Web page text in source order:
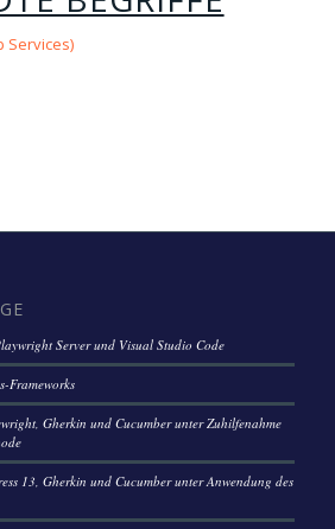
Services)
Server und Visual Studio Code
Frameworks
Gherkin und Cucumber unter Zuhilfenahme
13, Gherkin und Cucumber unter Anwendung des